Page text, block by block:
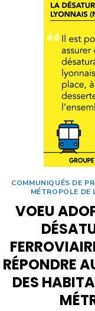
COMMUNIQUÉS DE
MÉTROPOLE DE
VOEU
RÉPONDRE
DES